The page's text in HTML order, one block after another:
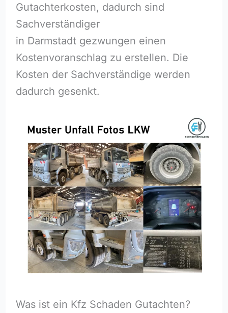
Gutachterkosten, dadurch sind
Sachverständiger
in Darmstadt gezwungen einen
Kostenvoranschlag zu erstellen. Die
Kosten der Sachverständige werden
dadurch gesenkt.
Was ist ein Kfz Schaden Gutachten?